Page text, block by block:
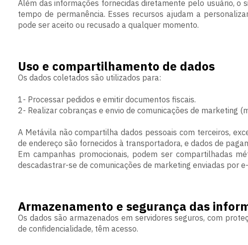
Além das informações fornecidas diretamente pelo usuário, o
tempo de permanência. Esses recursos ajudam a
pode ser aceito ou recusado a qualquer momento.
Uso e compartilhamento de dados
Os dados coletados são utilizados para:
1- Processar pedidos e emitir documentos fiscais.
2- Realizar cobranças e envio de comunicações de marketing
A Metávila não compartilha dados pessoais com terceiros,
de endereço são fornecidos à transportadora, e dados de
Em campanhas promocionais, podem ser compartilhadas
descadastrar-se de comunicações de marketing enviadas por
Armazenamento e segurança das
Os dados são armazenados em servidores seguros, com
de confidencialidade, têm acesso.